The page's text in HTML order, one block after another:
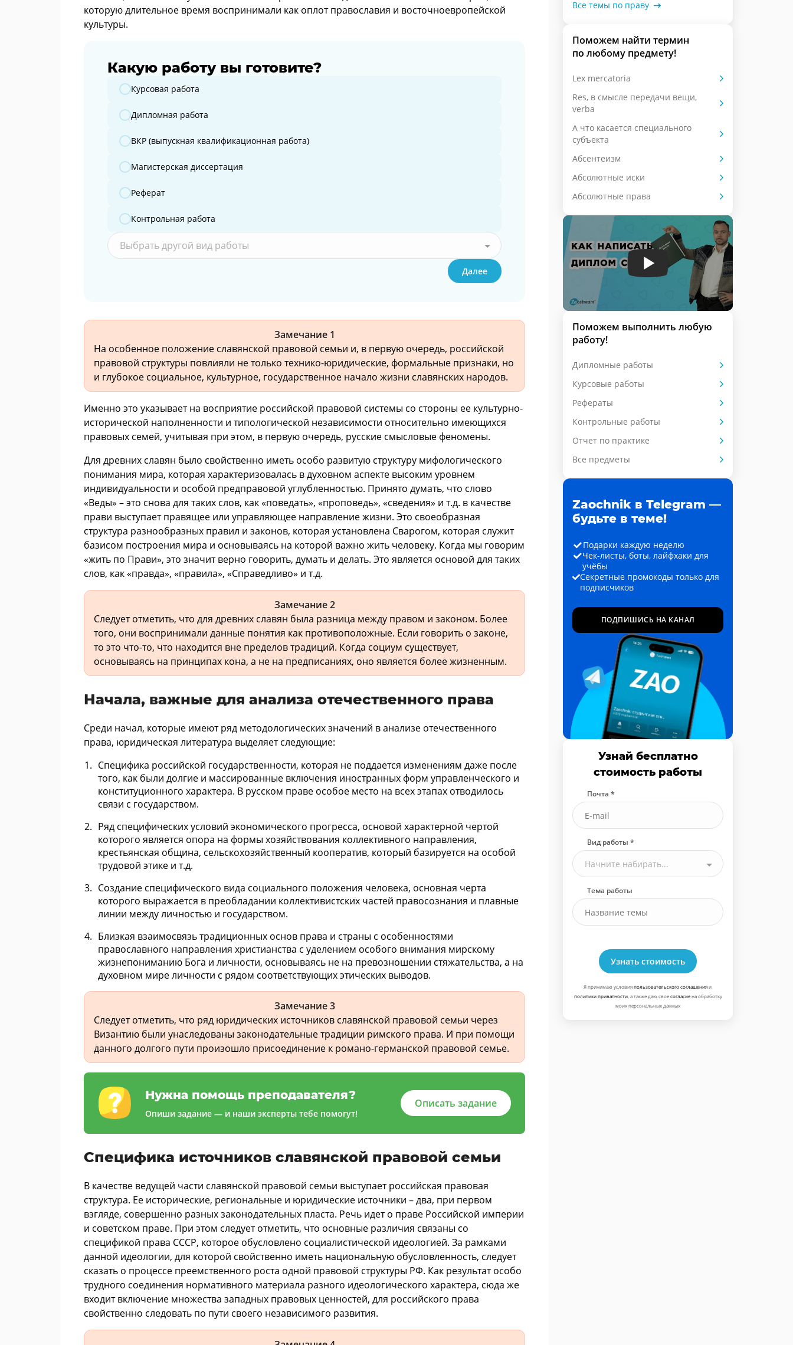
которую длительное время воспринимали как оплот православия и восточноевропейской
культуры.
Какую работу вы готовите?
Какую работу вы готовите?
Курсовая работа
Дипломная работа
ВКР (выпускная квалификационная работа)
Магистерская диссертация
Реферат
Контрольная работа
Выбрать другой вид работы
Далее
Замечание 1
На особенное положение славянской правовой семьи и, в первую очередь, российской
правовой структуры повлияли не только технико-юридические, формальные признаки, но
и глубокое социальное, культурное, государственное начало жизни славянских народов.
Именно это указывает на восприятие российской правовой системы со стороны ее культурно-
исторической наполненности и типологической независимости относительно имеющихся
правовых семей, учитывая при этом, в первую очередь, русские смысловые феномены.
Для древних славян было свойственно иметь особо развитую структуру мифологического
понимания мира, которая характеризовалась в духовном аспекте высоким уровнем
индивидуальности и особой предправовой углубленностью. Принято думать, что слово
«Веды» – это снова для таких слов, как «поведать», «проповедь», «сведения» и т.д. в качестве
прави выступает правящее или управляющее направление жизни. Это своеобразная
структура разнообразных правил и законов, которая установлена Сварогом, которая служит
базисом построения мира и основываясь на которой важно жить человеку. Когда мы говорим
«жить по Прави», это значит верно говорить, думать и делать. Это является основой для таких
слов, как «правда», «правила», «Справедливо» и т.д.
Замечание 2
Следует отметить, что для древних славян была разница между правом и законом. Более
того, они воспринимали данные понятия как противоположные. Если говорить о законе,
то это что-то, что находится вне пределов традиций. Когда социум существует,
основываясь на принципах кона, а не на предписаниях, оно является более жизненным.
Начала, важные для анализа отечественного права
Среди начал, которые имеют ряд методологических значений в анализе отечественного
права, юридическая литература выделяет следующие:
Специфика российской государственности, которая не поддается изменениям даже после
того, как были долгие и массированные включения иностранных форм управленческого и
конституционного характера. В русском праве особое место на всех этапах отводилось
связи с государством.
Ряд специфических условий экономического прогресса, основой характерной чертой
которого является опора на формы хозяйствования коллективного направления,
крестьянская община, сельскохозяйственный кооператив, который базируется на особой
трудовой этике и т.д.
Создание специфического вида социального положения человека, основная черта
которого выражается в преобладании коллективистских частей правосознания и плавные
линии между личностью и государством.
Близкая взаимосвязь традиционных основ права и страны с особенностями
православного направления христианства с уделением особого внимания мирскому
жизнепониманию Бога и личности, основываясь не на превозношении стяжательства, а на
духовном мире личности с рядом соответствующих этических выводов.
Замечание 3
Следует отметить, что ряд юридических источников славянской правовой семьи через
Византию были унаследованы законодательные традиции римского права. И при помощи
данного долгого пути произошло присоединение к романо-германской правовой семье.
Нужна помощь преподавателя?
Опиши задание — и наши эксперты тебе помогут!
Описать задание
Специфика источников славянской правовой семьи
В качестве ведущей части славянской правовой семьи выступает российская правовая
структура. Ее исторические, региональные и юридические источники – два, при первом
взгляде, совершенно разных законодательных пласта. Речь идет о праве Российской империи
и советском праве. При этом следует отметить, что основные различия связаны со
спецификой права СССР, которое обусловлено социалистической идеологией. За рамками
данной идеологии, для которой свойственно иметь национальную обусловленность, следует
сказать о процессе преемственного роста одной правовой структуры РФ. Как результат особо
трудного соединения нормативного материала разного идеологического характера, сюда же
входит включение множества западных правовых ценностей, для российского права
свойственно следовать по пути своего независимого развития.
Все темы по праву
Поможем найти термин
по любому предмету!
Lex mercatoria
Res, в смысле передачи вещи,
verba
А что касается специального
субъекта
Абсентеизм
Абсолютные иски
Абсолютные права
Поможем выполнить любую
работу!
Дипломные работы
Курсовые работы
Рефераты
Контрольные работы
Отчет по практике
Все предметы
Zaochnik в Telegram —
будьте в теме!
Подарки каждую неделю
Чек-листы, боты, лайфхаки для
учёбы
Секретные промокоды только для
подписчиков
ПОДПИШИСЬ НА КАНАЛ
Узнай бесплатно
стоимость работы
Почта *
Вид работы *
Начните набирать...
Тема работы
Узнать стоимость
Я принимаю условияпользовательского соглашенияи
политики приватности, а также даю своесогласиена обработку
моих персональных данных